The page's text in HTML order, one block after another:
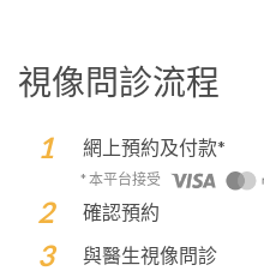
視像問診流程
網上預約及付款*
* 本平台接受
確認預約
與醫生視像問診